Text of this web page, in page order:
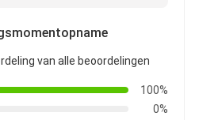
van alle beoordelingen
100%
0%